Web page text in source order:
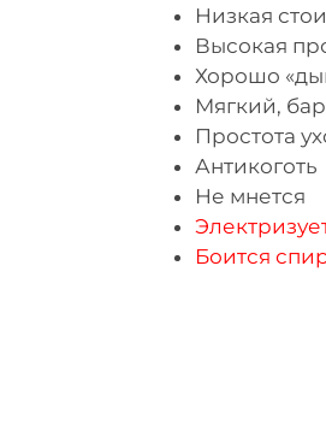
Низкая
Высокая
Хорошо
Мягкий,
Простота
Антикоготь
Не мнется
Боится